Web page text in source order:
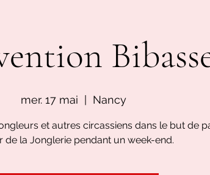
mer. 17 mai
  |
Nancy
et autres circassiens dans le but de
de la Jonglerie pendant un week-end.